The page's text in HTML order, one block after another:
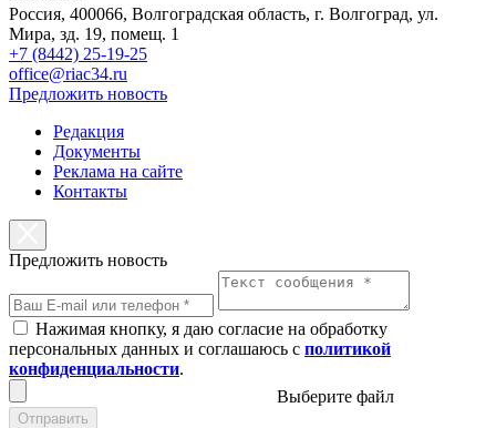
Россия, 400066, Волгоградская область, г. Волгоград, ул.
Мира, зд. 19, помещ. 1
+7 (8442) 25-19-25
office@riac34.ru
Предложить новость
Редакция
Документы
Реклама на сайте
Контакты
Предложить новость
Нажимая кнопку, я даю согласие на обработку
персональных данных и соглашаюсь с политикой
конфиденциальности.
Выберите файл
Отправить